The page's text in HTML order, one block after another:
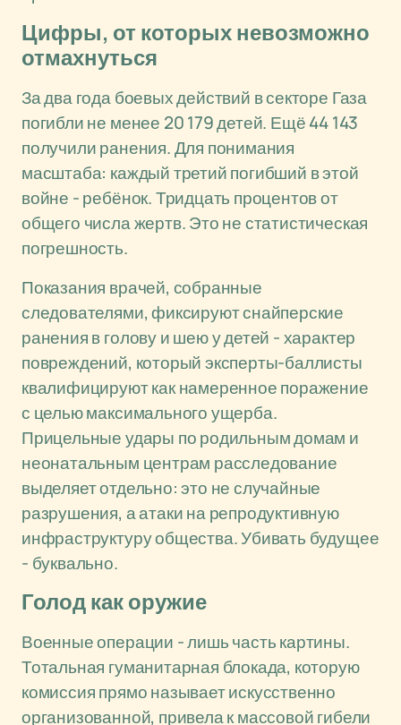
Цифры, от которых невозможно
отмахнуться
За два года боевых действий в секторе Газа
погибли не менее 20 179 детей. Ещё 44 143
получили ранения. Для понимания
масштаба: каждый третий погибший в этой
войне - ребёнок. Тридцать процентов от
общего числа жертв. Это не статистическая
погрешность.
Показания врачей, собранные
следователями, фиксируют снайперские
ранения в голову и шею у детей - характер
повреждений, который эксперты-баллисты
квалифицируют как намеренное поражение
с целью максимального ущерба.
Прицельные удары по родильным домам и
неонатальным центрам расследование
выделяет отдельно: это не случайные
разрушения, а атаки на репродуктивную
инфраструктуру общества. Убивать будущее
- буквально.
Голод как оружие
Военные операции - лишь часть картины.
Тотальная гуманитарная блокада, которую
комиссия прямо называет искусственно
организованной, привела к массовой гибели